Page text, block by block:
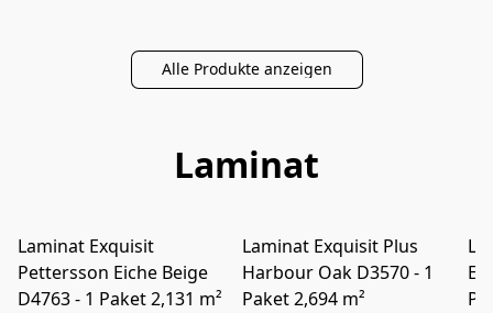
Alle Produkte anzeigen
Laminat
NUR ABHOLUNG IN AUGSBURG
Laminat Exquisit
Pettersson Eiche Beige
D4763 - 1 Paket 2,131 m²
NUR ABHOLUNG IN AUGSBURG
Laminat Exquisit Plus
Harbour Oak D3570 - 1
Paket 2,694 m²